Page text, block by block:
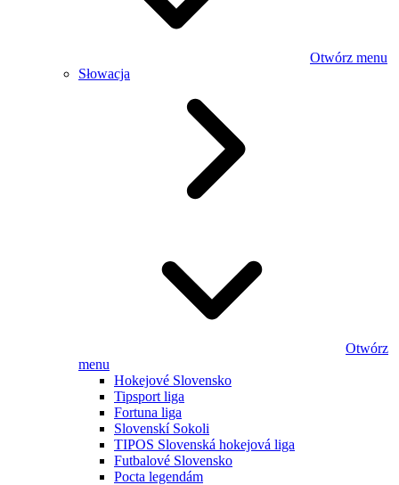
Otwórz menu
Słowacja
Otwórz
menu
Hokejové Slovensko
Tipsport liga
Fortuna liga
Slovenskí Sokoli
TIPOS Slovenská hokejová liga
Futbalové Slovensko
Pocta legendám